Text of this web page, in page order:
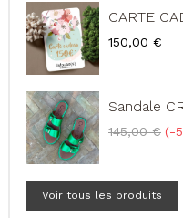
CARTE
Prix
150,00 €
Sandale
Prix
145,00 € -
Voir tous les produits